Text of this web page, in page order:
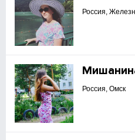
Россия,
Россия, Омск